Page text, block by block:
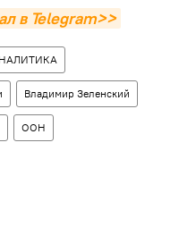
в Telegram>>
Владимир Зеленский
ООН